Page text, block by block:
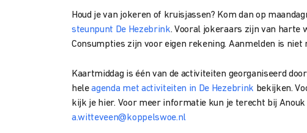
Houd je van jokeren of kruisjassen? Kom dan op
steunpunt De Hezebrink.Vooral jokeraars zijn van harte
Consumpties zijn voor eigen rekening. Aanmelden is niet
Kaartmiddag is één van de activiteiten georganiseerd
heleagenda met activiteiten in De Hezebrink bekijken.
kijk je hier. Voor meer informatie kun je terecht bij
a.witteveen@koppelswoe.nl